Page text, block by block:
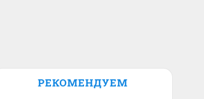
РЕКОМЕНДУЕМ